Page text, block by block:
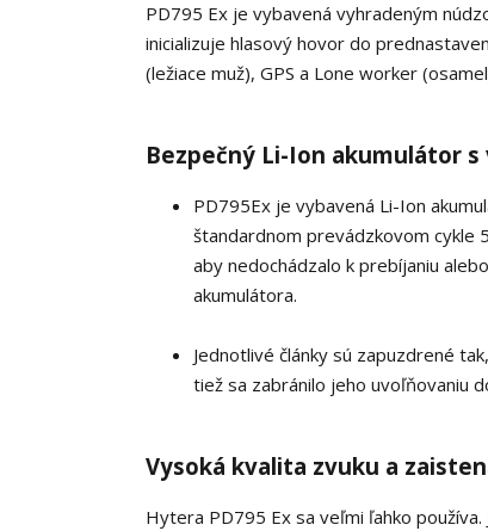
PD795 Ex je vybavená vyhradeným
inicializuje hlasový hovor do
(ležiace muž), GPS a Lone worker
Bezpečný Li-Ion akumulátor
PD795Ex je vybavená Li-Ion
štandardnom prevádzkovom cykle
aby nedochádzalo k prebíjaniu
akumulátora.
Jednotlivé články sú zapuzdrené
tiež sa zabránilo jeho uvoľňovaniu
Vysoká kvalita zvuku a
Hytera PD795 Ex sa veľmi ľahko